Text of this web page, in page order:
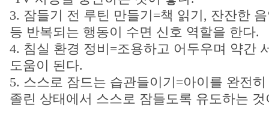
3. 잠들기 전 루틴 만들기=책 읽기, 잔잔한
등 반복되는 행동이 수면 신호 역할을 한다.
4. 침실 환경 정비=조용하고 어두우며 약간
도움이 된다.
5. 스스로 잠드는 습관들이기=아이를 완전
졸린 상태에서 스스로 잠들도록 유도하는